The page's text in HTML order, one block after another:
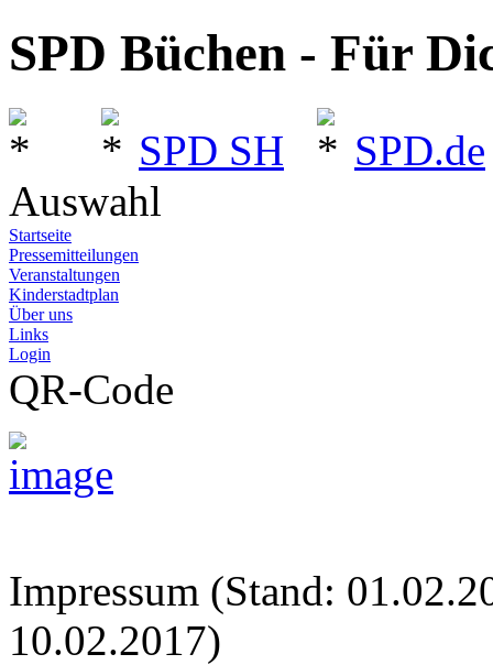
SPD Büchen - Für
SPD SH
SPD.de
Auswahl
Startseite
Pressemitteilungen
Veranstaltungen
Kinderstadtplan
Über uns
Links
Login
QR-Code
Impressum (Stand:
10.02.2017)